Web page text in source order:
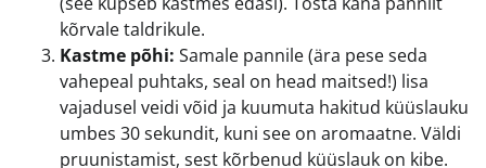
kõrvale taldrikule.
Kastme põhi: Samale pannile (ära pese seda
vahepeal puhtaks, seal on head maitsed!) lisa
vajadusel veidi võid ja kuumuta hakitud küüslauku
umbes 30 sekundit, kuni see on aromaatne. Väldi
pruunistamist, sest kõrbenud küüslauk on kibe.